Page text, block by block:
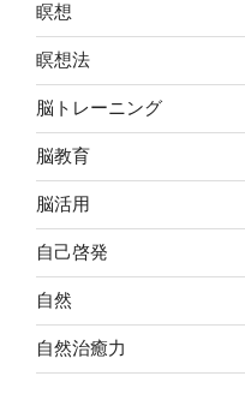
瞑想
瞑想法
脳トレーニング
脳教育
脳活用
自己啓発
自然
自然治癒力